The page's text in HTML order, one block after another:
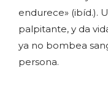
endurece» (ibíd.).
palpitante, y da
ya no bombea
persona.